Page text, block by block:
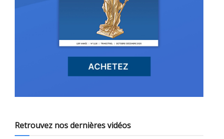
Retrouvez nos dernières vidéos